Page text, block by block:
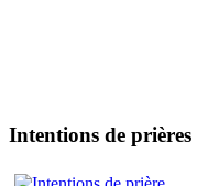
Intentions de prières